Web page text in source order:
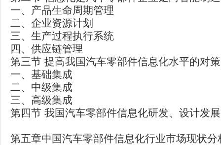
一、产品生命周期管理
二、企业资源计划
三、生产过程执行系统
四、供应链管理
第三节 提高我国汽车零部件信息化水平的对策
一、基础集成
二、中级集成
三、高级集成
第四节 我国汽车零部件信息化研发、设计发
第五章中国汽车零部件信息化行业市场现状分